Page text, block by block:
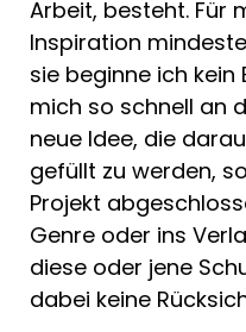
Arbeit, besteht. Für
Inspiration
sie beginne ich kein
mich so schnell an
neue Idee, die
gefüllt zu werden,
Projekt
Genre oder ins
diese oder jene
dabei keine